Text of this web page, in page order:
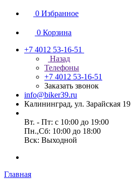
0 Избранное
0 Корзина
+7 4012 53-16-51
Назад
Телефоны
+7 4012 53-16-51
Заказать звонок
info@biker39.ru
Калининград, ул. Зарайская 19
Вт. - Пт: с 10:00 до 19:00
Пн.,Сб: 10:00 до 18:00
Вск: Выходной
Главная